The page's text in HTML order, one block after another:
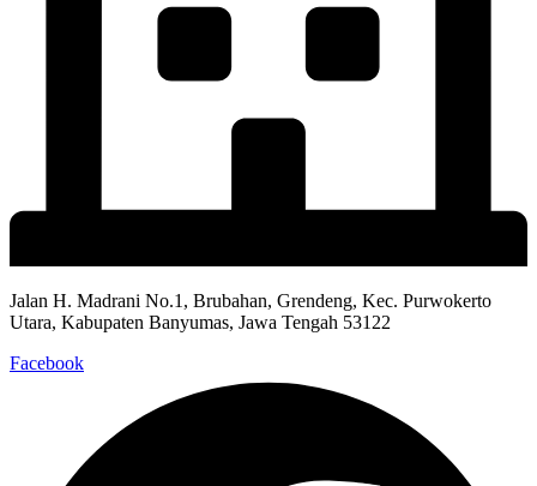
Jalan H. Madrani No.1, Brubahan, Grendeng, Kec. Purwokerto
Utara, Kabupaten Banyumas, Jawa Tengah 53122​
Facebook